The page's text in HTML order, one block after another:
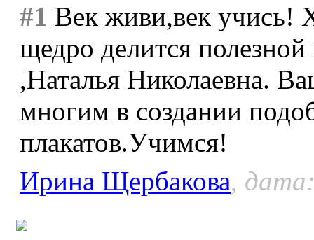
#1 Век живи,век учись!
щедро делится
,Наталья Николаевна.
многим в создании
плакатов.Учимся!
Ирина Щербакова,